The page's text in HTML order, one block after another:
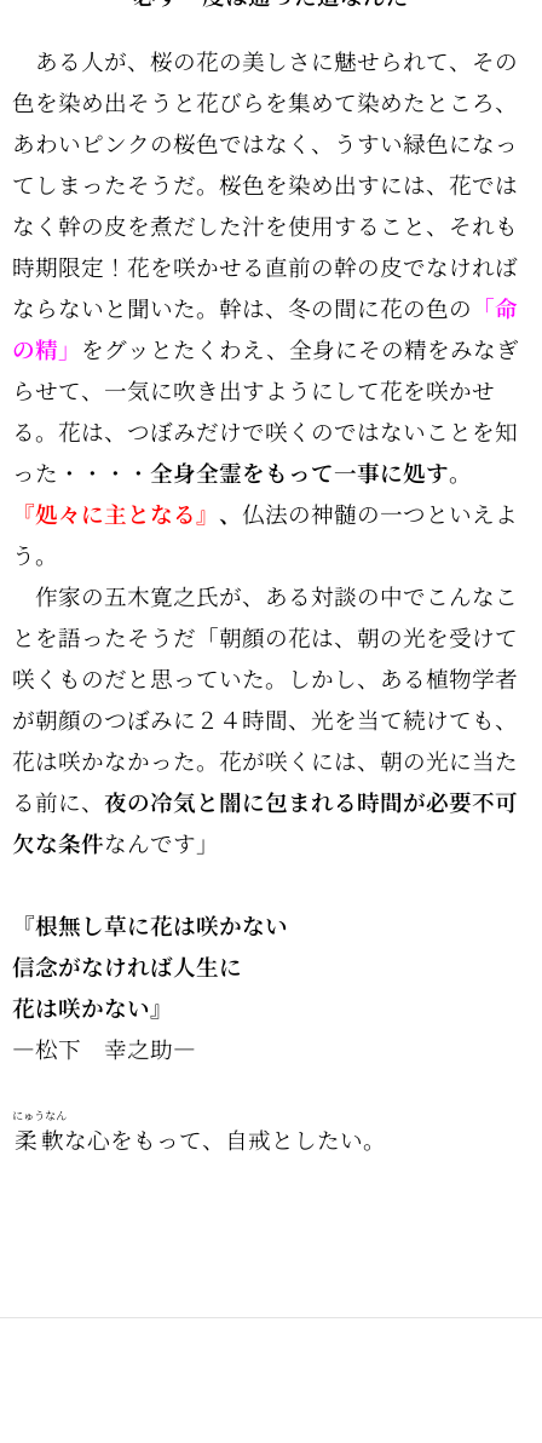
ある人が、桜の花の美しさに魅せられて、その
色を染め出そうと花びらを集めて染めたところ、
あわいピンクの桜色ではなく、うすい緑色になっ
てしまったそうだ。桜色を染め出すには、花では
なく幹の皮を煮だした汁を使用すること、それも
時期限定！花を咲かせる直前の幹の皮でなければ
ならないと聞いた。幹は、冬の間に花の色の 「命
の精」 をグッとたくわえ、全身にその精をみなぎ
らせて、一気に吹き出すようにして花を咲かせ
る。花は、つぼみだけで咲くのではないことを知
った・・・・ 全身全霊をもって一事に処す。
『処々に主となる』 、 仏法の神髄の一つといえよ
う。
作家の五木寛之氏が、ある対談の中でこんなこ
とを語ったそうだ「朝顔の花は、朝の光を受けて
咲くものだと思っていた。しかし、ある植物学者
が朝顔のつぼみに２４時間、光を当て続けても、
花は咲かなかった。花が咲くには、朝の光に当た
る前に、 夜の冷気と闇に包まれる時間が必要不可
欠な条件なんです」
『根無し草に花は咲かない
信念がなければ人生に
花は咲かない』
―松下 幸之助―
柔軟
にゅうなん
な心をもって、自戒としたい。